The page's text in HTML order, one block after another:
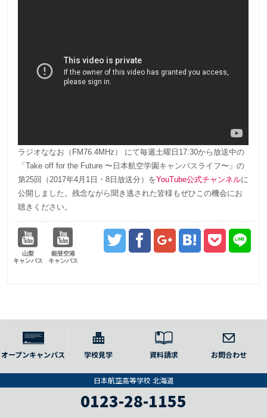
ラジオななお（FM76.4MHz） にて毎週土曜日17:30から放送中の
「Take off for the Future 〜日本航空学園キャンパスライフ〜」の
第25回（2017年4月1日・8日放送分）をYouTube公式チャンネルに
公開しました。残念ながら聞き逃された皆様もぜひこの機会にお
聴きください。
山梨
キャンパス
能登空港
キャンパス
オープンキャンパス 学校見学 資料請求 お問合わせ
日本航空高等学校 北海道
0123-28-1155